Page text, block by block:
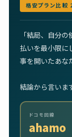
格安プラン比較
「結局、自分
払いを最小限
事を開いたあな
結論から言いま
ドコモ回線
ahamo